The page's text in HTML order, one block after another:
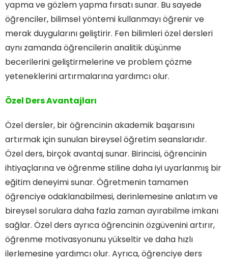
yapma ve gözlem yapma fırsatı sunar. Bu sayede
öğrenciler, bilimsel yöntemi kullanmayı öğrenir ve
merak duygularını geliştirir. Fen bilimleri özel dersleri
aynı zamanda öğrencilerin analitik düşünme
becerilerini geliştirmelerine ve problem çözme
yeteneklerini artırmalarına yardımcı olur.
Özel Ders Avantajları
Özel dersler, bir öğrencinin akademik başarısını
artırmak için sunulan bireysel öğretim seanslarıdır.
Özel ders, birçok avantaj sunar. Birincisi, öğrencinin
ihtiyaçlarına ve öğrenme stiline daha iyi uyarlanmış bir
eğitim deneyimi sunar. Öğretmenin tamamen
öğrenciye odaklanabilmesi, derinlemesine anlatım ve
bireysel sorulara daha fazla zaman ayırabilme imkanı
sağlar. Özel ders ayrıca öğrencinin özgüvenini artırır,
öğrenme motivasyonunu yükseltir ve daha hızlı
ilerlemesine yardımcı olur. Ayrıca, öğrenciye ders